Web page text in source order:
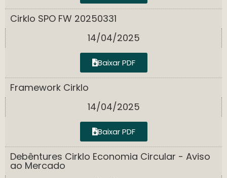
Cirklo SPO FW 20250331
14/04/2025
Baixar PDF
Framework Cirklo
14/04/2025
Baixar PDF
Debêntures Cirklo Economia Circular - Aviso
ao Mercado